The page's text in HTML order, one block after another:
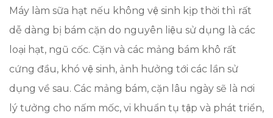
Máy làm sữa hạt nếu không vệ sinh kịp thời thì rất
dễ dàng bị bám cặn do nguyên liệu sử dụng là các
loại hạt, ngũ cốc. Cặn và các mảng bám khô rất
cứng đầu, khó vệ sinh, ảnh hưởng tới các lần sử
dụng về sau. Các mảng bám, cặn lâu ngày sẽ là nơi
lý tưởng cho nấm mốc, vi khuẩn tụ tập và phát triển,